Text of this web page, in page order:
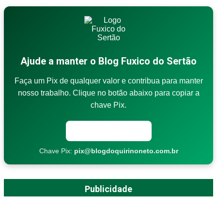
Ajude a manter o Blog Fuxico do Sertão
Faça um Pix de qualquer valor e contribua para manter
nosso trabalho. Clique no botão abaixo para copiar a
chave Pix.
Chave Pix: pix@blogdoquirinoneto.com.br
Publicidade